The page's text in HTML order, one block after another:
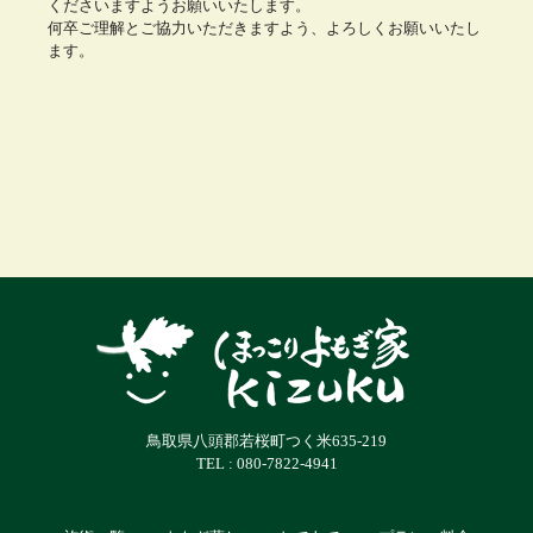
くださいますようお願いいたします。
何卒ご理解とご協力いただきますよう、よろしくお願いいたし
ます。
鳥取県八頭郡若桜町つく米635-219
TEL : 080-7822-4941